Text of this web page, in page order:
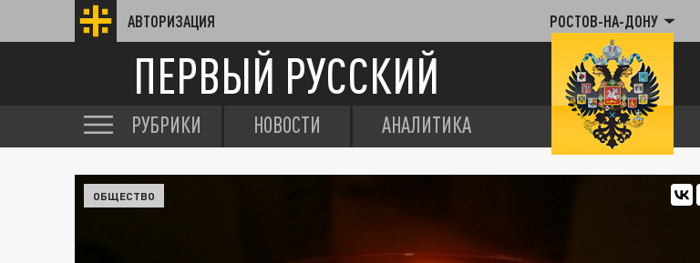
АВТОРИЗАЦИЯ РОСТОВ-НА-ДОНУ
ПЕРВЫЙ РУССКИЙ
РУБРИКИ НОВОСТИ АНАЛИТИКА
ОБЩЕСТВО